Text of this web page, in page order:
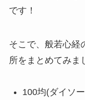
です！
そこで、般若心経
所をまとめてみま
100均(ダイソ